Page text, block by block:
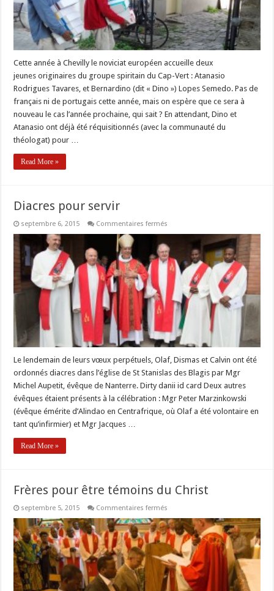
Cette année à Chevilly le noviciat européen accueille deux
jeunes originaires du groupe spiritain du Cap-Vert : Atanasio
Rodrigues Tavares, et Bernardino (dit « Dino ») Lopes Semedo. Pas de
français ni de portugais cette année, mais on espère que ce sera à
nouveau le cas l’année prochaine, qui sait ? En attendant, Dino et
Atanasio ont déjà été réquisitionnés (avec la communauté du
théologat) pour …
Read More »
Diacres pour servir
septembre 6, 2015 Commentaires fermés
servir
Le lendemain de leurs vœux perpétuels, Olaf, Dismas et Calvin ont été
ordonnés diacres dans l’église de St Stanislas des Blagis par Mgr
Michel Aupetit, évêque de Nanterre. Dirty danii id card Deux autres
évêques étaient présents à la célébration : Mgr Peter Marzinkowski
(évêque émérite d’Alindao en Centrafrique, où Olaf a été volontaire en
tant qu’infirmier) et Mgr Jacques …
Read More »
Frères pour être témoins du Christ
septembre 5, 2015 Commentaires fermés
pour
être
témoins
du
Christ